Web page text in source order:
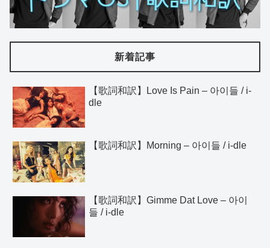
新着記事
【歌詞和訳】Love Is Pain – 아이들 / i-
dle
【歌詞和訳】Morning – 아이들 / i-dle
【歌詞和訳】Gimme Dat Love – 아이
들 / i-dle